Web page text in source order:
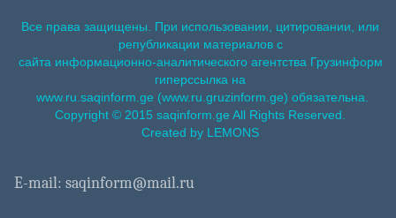
Все права защищены. При использовании, цитировании, или
републикации материалов с
сайта информационно-аналитического агентства Грузинформ
гиперссылка на
www.ru.saqinform.ge (www.ru.gruzinform.ge) обязательна.
Copyright © 2015 saqinform.ge All Rights Reserved.
Created by LEMONS
E-mail: saqinform@mail.ru